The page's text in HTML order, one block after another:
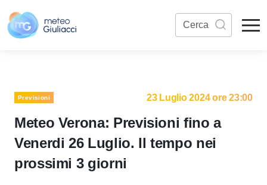
Previsioni 23 Luglio 2024 ore 23:00
Meteo Verona: Previsioni fino a
Venerdi 26 Luglio. Il tempo nei
prossimi 3 giorni